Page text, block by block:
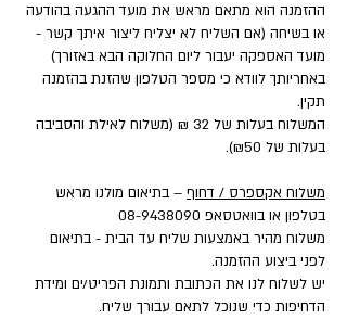
ההזמנה הוא מתאם מראש את מועד ההגעה בהודעה
או בשיחה (אם השליח לא יצליח ליצור איתך קשר -
מועד האספקה יעבור ליום החלוקה הבא באזורך)
באחריותך לוודא כי מספר הטלפון שהזנת בהזמנה
תקין.
המשלוח בעלות של 32 ₪ (משלוח לאילת והסביבה
בעלות של ₪50).
משלוח אקספרס / דחוף – בתיאום מולנו מראש
בטלפון או בוואטסאפ 08-9438090
משלוח מהיר באמצעות שליח עד הבית - בתיאום
לפני ביצוע ההזמנה.
יש לשלוח לנו את הכתובת ותמונת הפריט/ים ומידת
הדחיפות כדי שנוכל לתאם עבורך שליח.